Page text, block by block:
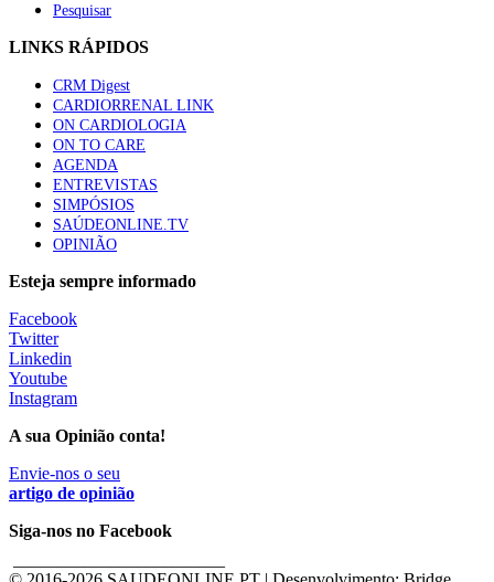
Pesquisar
LINKS RÁPIDOS
CRM Digest
CARDIORRENAL LINK
ON CARDIOLOGIA
ON TO CARE
AGENDA
ENTREVISTAS
SIMPÓSIOS
SAÚDEONLINE.TV
OPINIÃO
Esteja sempre informado
Facebook
Twitter
Linkedin
Youtube
Instagram
A sua Opinião conta!
Envie-nos o seu
artigo de opinião
Siga-nos no Facebook